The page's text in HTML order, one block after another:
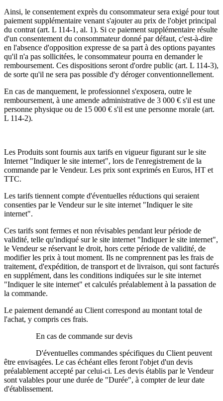
Ainsi, le consentement exprès du consommateur sera exigé pour tout
paiement supplémentaire venant s'ajouter au prix de l'objet principal
du contrat (art. L 114-1, al. 1). Si ce paiement supplémentaire résulte
d'un consentement du consommateur donné par défaut, c'est-à-dire
en l'absence d'opposition expresse de sa part à des options payantes
qu'il n'a pas sollicitées, le consommateur pourra en demander le
remboursement. Ces dispositions seront d'ordre public (art. L 114-3),
de sorte qu'il ne sera pas possible d'y déroger conventionnellement.
En cas de manquement, le professionnel s'exposera, outre le
remboursement, à une amende administrative de 3 000 € s'il est une
personne physique ou de 15 000 € s'il est une personne morale (art.
L 114-2).
Les Produits sont fournis aux tarifs en vigueur figurant sur le site
Internet "Indiquer le site internet", lors de l'enregistrement de la
commande par le Vendeur. Les prix sont exprimés en Euros, HT et
TTC.
Les tarifs tiennent compte d'éventuelles réductions qui seraient
consenties par le Vendeur sur le site internet "Indiquer le site
internet".
Ces tarifs sont fermes et non révisables pendant leur période de
validité, telle qu'indiqué sur le site internet "Indiquer le site internet",
le Vendeur se réservant le droit, hors cette période de validité, de
modifier les prix à tout moment. Ils ne comprennent pas les frais de
traitement, d'expédition, de transport et de livraison, qui sont facturés
en supplément, dans les conditions indiquées sur le site internet
"Indiquer le site internet" et calculés préalablement à la passation de
la commande.
Le paiement demandé au Client correspond au montant total de
l'achat, y compris ces frais.
En cas de commande sur devis
D'éventuelles commandes spécifiques du Client peuvent
être envisagées. Le cas échéant elles feront l'objet d'un devis
préalablement accepté par celui-ci. Les devis établis par le Vendeur
sont valables pour une durée de "Durée", à compter de leur date
d'établissement.